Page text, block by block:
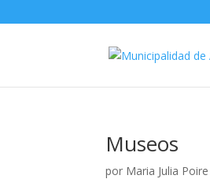
Museos
por Maria Julia Poire